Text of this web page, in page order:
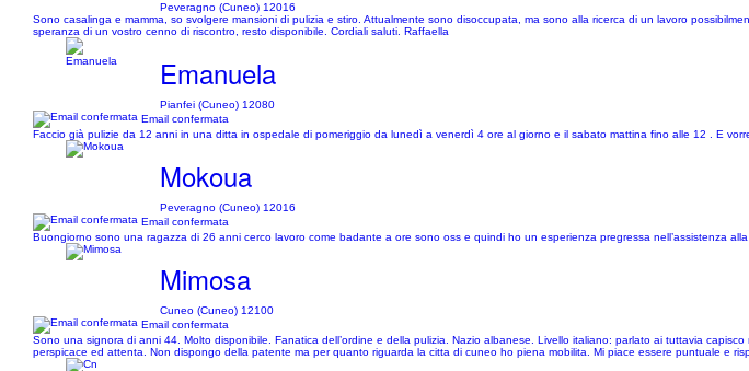
Peveragno (Cuneo) 12016
Sono casalinga e mamma, so svolgere mansioni di pulizia e stiro. Attualmente sono disoccupata, ma sono alla ricerca di un lavoro
speranza di un vostro cenno di riscontro, resto disponibile. Cordiali saluti. Raffaella
Emanuela
Pianfei (Cuneo) 12080
Email confermata
Faccio già pulizie da 12 anni in una ditta in ospedale di pomeriggio da lunedì a venerdì 4 ore al giorno e il sabato mattina fino alle 12 . E
Mokoua
Peveragno (Cuneo) 12016
Email confermata
Buongiorno sono una ragazza di 26 anni cerco lavoro come badante a ore sono oss e quindi ho un esperienza pregressa nell’assistenza
Mimosa
Cuneo (Cuneo) 12100
Email confermata
Sono una signora di anni 44. Molto disponibile. Fanatica dell’ordine e della pulizia. Nazio albanese. Livello italiano: parlato ai tuttavia
perspicace ed attenta. Non dispongo della patente ma per quanto riguarda la citta di cuneo ho piena mobilita. Mi piace essere puntuale e